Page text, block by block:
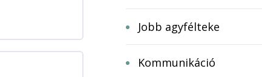
Jobb agyfélteke
Kommunikáció